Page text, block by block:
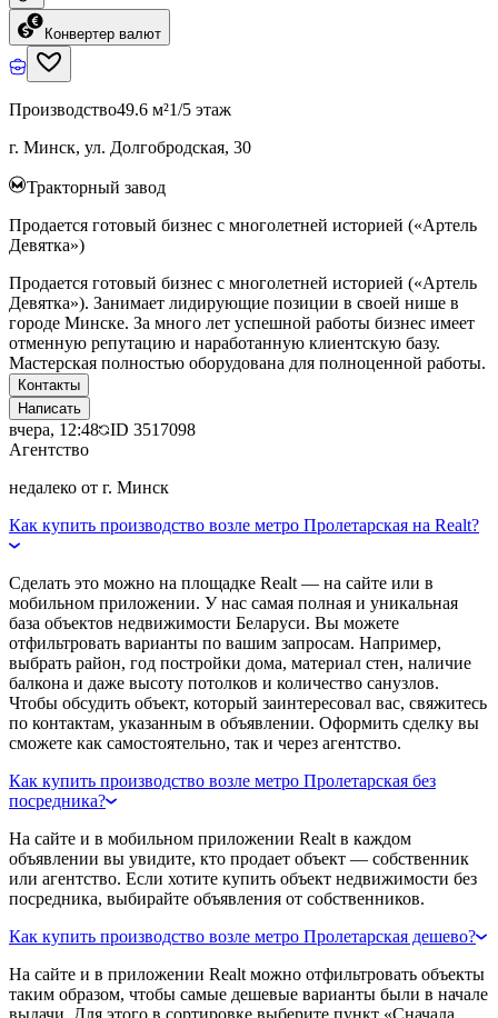
Конвертер валют
Производство49.6 м²1/5 этаж
г. Минск, ул. Долгобродская, 30
Тракторный завод
Продается готовый бизнес с многолетней историей («Артель
Девятка»)
Продается готовый бизнес с многолетней историей («Артель
Девятка»). Занимает лидирующие позиции в своей нише в
городе Минске. За много лет успешной работы бизнес имеет
отменную репутацию и наработанную клиентскую базу.
Мастерская полностью оборудована для полноценной работы.
Контакты
Написать
вчера, 12:48 ID 3517098
Агентство
недалеко от г. Минск
Как купить производство возле метро Пролетарская на Realt?
Сделать это можно на площадке Realt — на сайте или в
мобильном приложении. У нас самая полная и уникальная
база объектов недвижимости Беларуси. Вы можете
отфильтровать варианты по вашим запросам. Например,
выбрать район, год постройки дома, материал стен, наличие
балкона и даже высоту потолков и количество санузлов.
Чтобы обсудить объект, который заинтересовал вас, свяжитесь
по контактам, указанным в объявлении. Оформить сделку вы
сможете как самостоятельно, так и через агентство.
Как купить производство возле метро Пролетарская без
посредника?
На сайте и в мобильном приложении Realt в каждом
объявлении вы увидите, кто продает объект — собственник
или агентство. Если хотите купить объект недвижимости без
посредника, выбирайте объявления от собственников.
Как купить производство возле метро Пролетарская дешево?
На сайте и в приложении Realt можно отфильтровать объекты
таким образом, чтобы самые дешевые варианты были в начале
выдачи. Для этого в сортировке выберите пункт «Сначала